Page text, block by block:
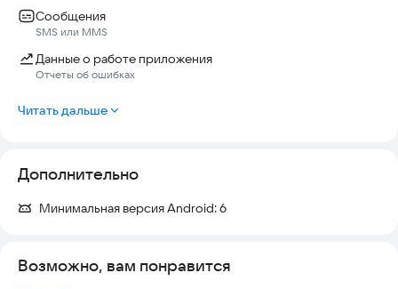
Сообщения
SMS или MMS
Данные о работе приложения
Отчеты об ошибках
Читать дальше
Дополнительно
Минимальная версия Android:6
Возможно, вам понравится